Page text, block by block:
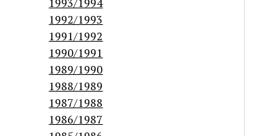
1992/1993
1991/1992
1990/1991
1989/1990
1988/1989
1987/1988
1986/1987